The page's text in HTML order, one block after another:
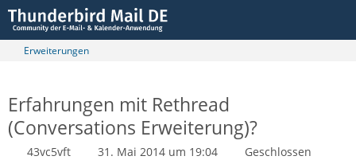
Erweiterungen
Erfahrungen mit Rethread
(Conversations Erweiterung)?
43vc5vft 31. Mai 2014 um 19:04
Geschlossen